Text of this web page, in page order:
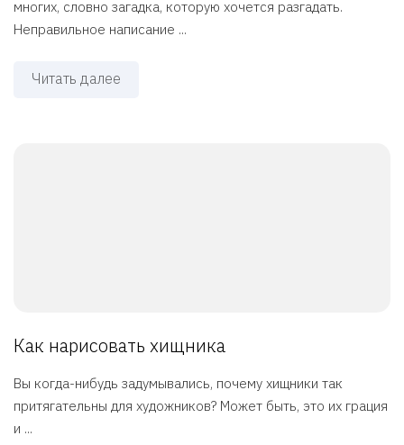
многих, словно загадка, которую хочется разгадать.
Неправильное написание ...
Читать далее
Как нарисовать хищника
Вы когда-нибудь задумывались, почему хищники так
притягательны для художников? Может быть, это их грация
и ...